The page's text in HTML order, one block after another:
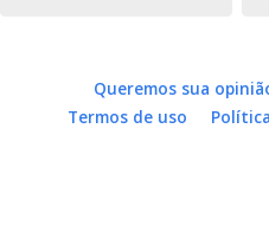
Queremos sua
Termos de uso